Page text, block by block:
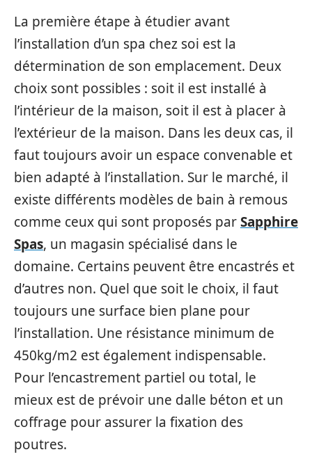
La première étape à étudier avant
l’installation d’un spa chez soi est la
détermination de son emplacement. Deux
choix sont possibles : soit il est installé à
l’intérieur de la maison, soit il est à placer à
l’extérieur de la maison. Dans les deux cas, il
faut toujours avoir un espace convenable et
bien adapté à l’installation. Sur le marché, il
existe différents modèles de bain à remous
comme ceux qui sont proposés parSapphire
Spas, un magasin spécialisé dans le
domaine. Certains peuvent être encastrés et
d’autres non. Quel que soit le choix, il faut
toujours une surface bien plane pour
l’installation. Une résistance minimum de
450kg/m2 est également indispensable.
Pour l’encastrement partiel ou total, le
mieux est de prévoir une dalle béton et un
coffrage pour assurer la fixation des
poutres.